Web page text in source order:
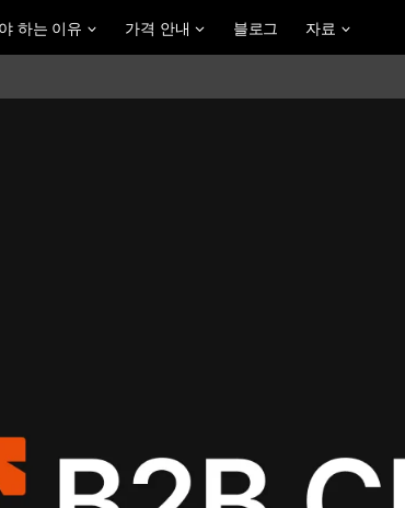
하는 이유 가격 안내 블로그 자료